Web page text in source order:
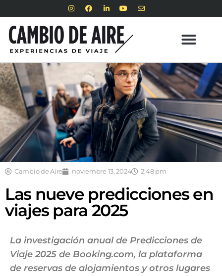
Cambio de Aire noviembre 13, 2024 2:48 pm
Las nueve predicciones en
viajes para 2025
La investigación anual de Predicciones de
Viaje 2025 de Booking.com, la plataforma
de reservas de alojamientos y otros lugares